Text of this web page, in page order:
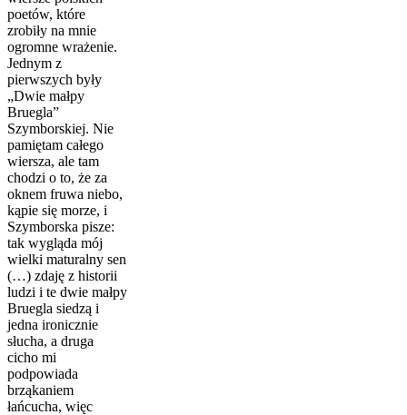
poetów, które
zrobiły na mnie
ogromne wrażenie.
Jednym z
pierwszych były
„Dwie małpy
Bruegla”
Szymborskiej. Nie
pamiętam całego
wiersza, ale tam
chodzi o to, że za
oknem fruwa niebo,
kąpie się morze, i
Szymborska pisze:
tak wygląda mój
wielki maturalny sen
(…) zdaję z historii
ludzi i te dwie małpy
Bruegla siedzą i
jedna ironicznie
słucha, a druga
cicho mi
podpowiada
brząkaniem
łańcucha, więc